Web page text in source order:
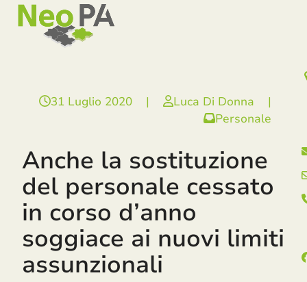
SkipOpen
mobile
menu
Close
mobile
menu
31 Luglio 2020 | Luca Di Donna
|
Personale
Anche la sostituzione
del personale cessato
in corso d’anno
soggiace ai nuovi limiti
assunzionali